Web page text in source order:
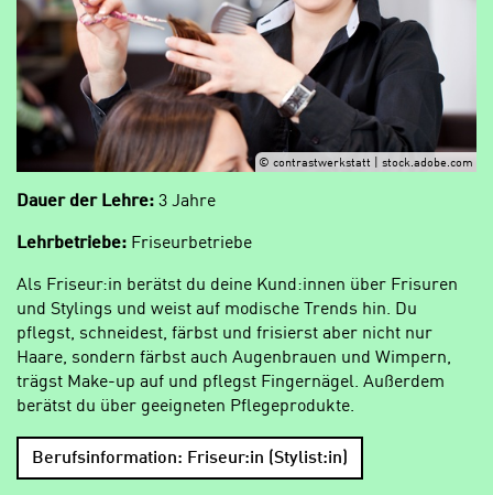
© contrastwerkstatt | stock.adobe.com
Dauer der Lehre: 3 Jahre
Lehrbetriebe: Friseurbetriebe
Als Friseur:in berätst du deine Kund:innen über Frisuren
und Stylings und weist auf modische Trends hin. Du
pflegst, schneidest, färbst und frisierst aber nicht nur
Haare, sondern färbst auch Augenbrauen und Wimpern,
trägst Make-up auf und pflegst Fingernägel. Außerdem
berätst du über geeigneten Pflegeprodukte.
Berufsinformation: Friseur:in (Stylist:in)